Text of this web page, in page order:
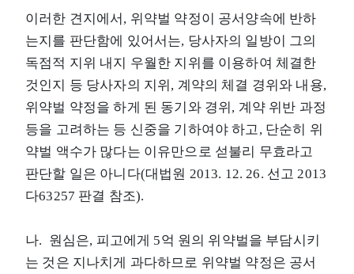
이러한 견지에서, 위약벌 약정이 공서양속에 반하
는지를 판단함에 있어서는, 당사자의 일방이 그의
독점적 지위 내지 우월한 지위를 이용하여 체결한
것인지 등 당사자의 지위, 계약의 체결 경위와 내용,
위약벌 약정을 하게 된 동기와 경위, 계약 위반 과정
등을 고려하는 등 신중을 기하여야 하고, 단순히 위
약벌 액수가 많다는 이유만으로 섣불리 무효라고
판단할 일은 아니다(대법원 2013. 12. 26. 선고 2013
다63257 판결 참조).
나. 원심은, 피고에게 5억 원의 위약벌을 부담시키
는 것은 지나치게 과다하므로 위약벌 약정은 공서